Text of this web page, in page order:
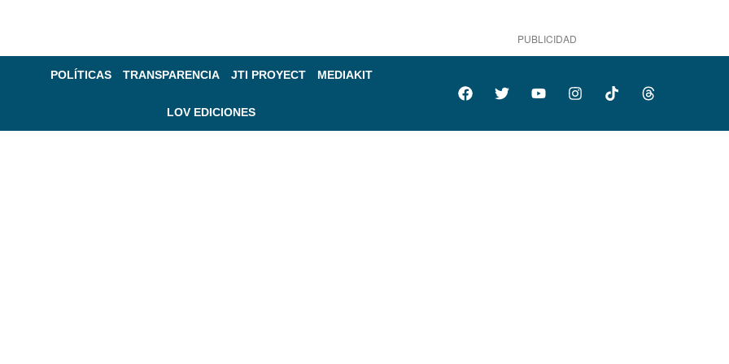
PUBLICIDAD
POLÍTICAS TRANSPARENCIA JTI PROYECT MEDIAKIT
LOV EDICIONES